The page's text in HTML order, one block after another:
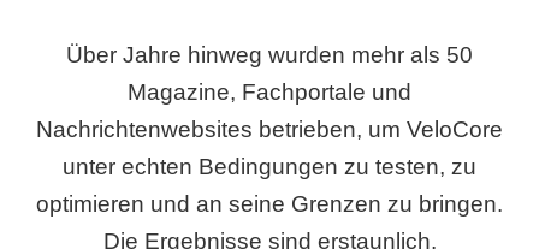
Über Jahre hinweg wurden mehr als 50
Magazine, Fachportale und
Nachrichtenwebsites betrieben, um VeloCore
unter echten Bedingungen zu testen, zu
optimieren und an seine Grenzen zu bringen.
Die Ergebnisse sind erstaunlich.